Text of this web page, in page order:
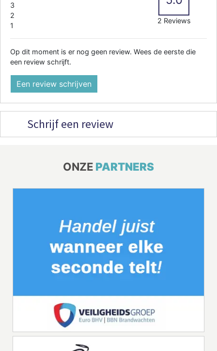
3
2
1
2 Reviews
Op dit moment is er nog geen review. Wees de eerste die
een review schrijft.
Een review schrijven
Schrijf een review
ONZE PARTNERS